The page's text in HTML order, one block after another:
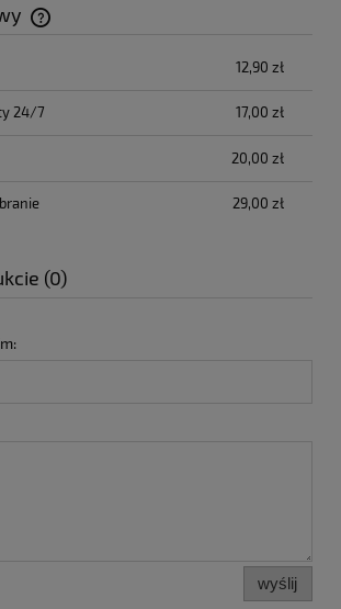
ewentualnych kosztów płatności
12,90 zł
24/7 17,00 zł
20,00 zł
29,00 zł
(0)
wyślij